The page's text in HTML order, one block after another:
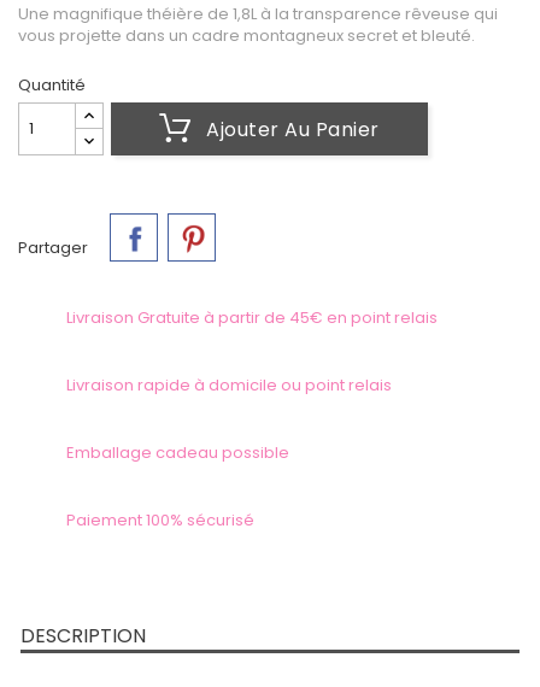
Une magnifique théière de 1,8L à la transparence rêveuse qui
vous projette dans un cadre montagneux secret et bleuté.
Quantité
Ajouter Au Panier
Partager
Livraison Gratuite à partir de 45€ en point relais
Livraison rapide à domicile ou point relais
Emballage cadeau possible
Paiement 100% sécurisé
DESCRIPTION